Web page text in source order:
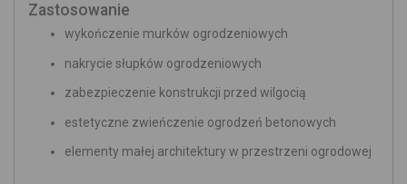
Zastosowanie
wykończenie murków ogrodzeniowych
nakrycie słupków ogrodzeniowych
zabezpieczenie konstrukcji przed wilgocią
estetyczne zwieńczenie ogrodzeń betonowych
elementy małej architektury w przestrzeni ogrodowej